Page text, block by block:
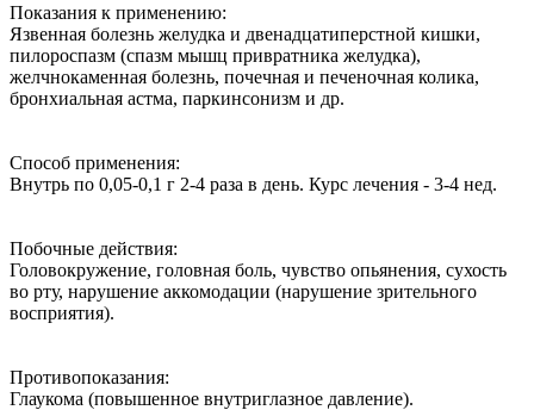
Показания к применению:
Язвенная болезнь желудка и двенадцатиперстной кишки,
пилороспазм (спазм мышц привратника желудка),
желчнокаменная болезнь, почечная и печеночная колика,
бронхиальная астма, паркинсонизм и др.
Способ применения:
Внутрь по 0,05-0,1 г 2-4 раза в день. Курс лечения - 3-4 нед.
Побочные действия:
Головокружение, головная боль, чувство опьянения, сухость
во рту, нарушение аккомодации (нарушение зрительного
восприятия).
Противопоказания:
Глаукома (повышенное внутриглазное давление).